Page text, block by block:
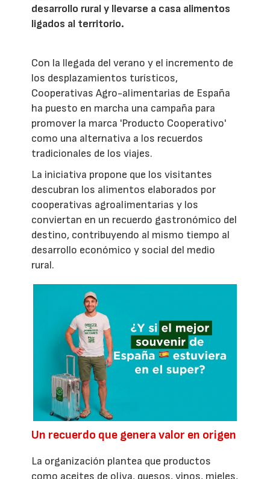
desarrollo rural y llevarse a casa alimentos
ligados al territorio.
Con la llegada del verano y el incremento de
los desplazamientos turísticos,
Cooperativas Agro-alimentarias de España
ha puesto en marcha una campaña para
promover la marca 'Producto Cooperativo'
como una alternativa a los recuerdos
tradicionales de los viajes.
La iniciativa propone que los visitantes
descubran los alimentos elaborados por
cooperativas agroalimentarias y los
conviertan en un recuerdo gastronómico del
destino, contribuyendo al mismo tiempo al
desarrollo económico y social del medio
rural.
Un recuerdo que genera valor en origen
La organización plantea que productos
como aceites de oliva, quesos, vinos, mieles,